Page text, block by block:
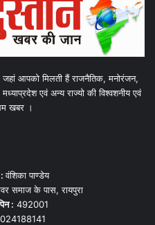
जहां आपको मिलती हैं राजनैतिक, मनोरंजन,
एवं अन्य राज्यो की विश्वशनीय एवं
खबर ।
:वंशिका पाण्डेय
समाज के पास, रायपुरा
: 492001